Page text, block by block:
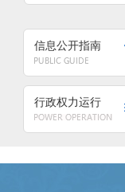
信息公开指南
行政权力运行